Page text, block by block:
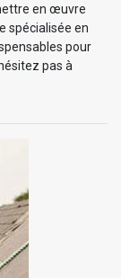
en œuvre
spécialisée en
pour
pas à